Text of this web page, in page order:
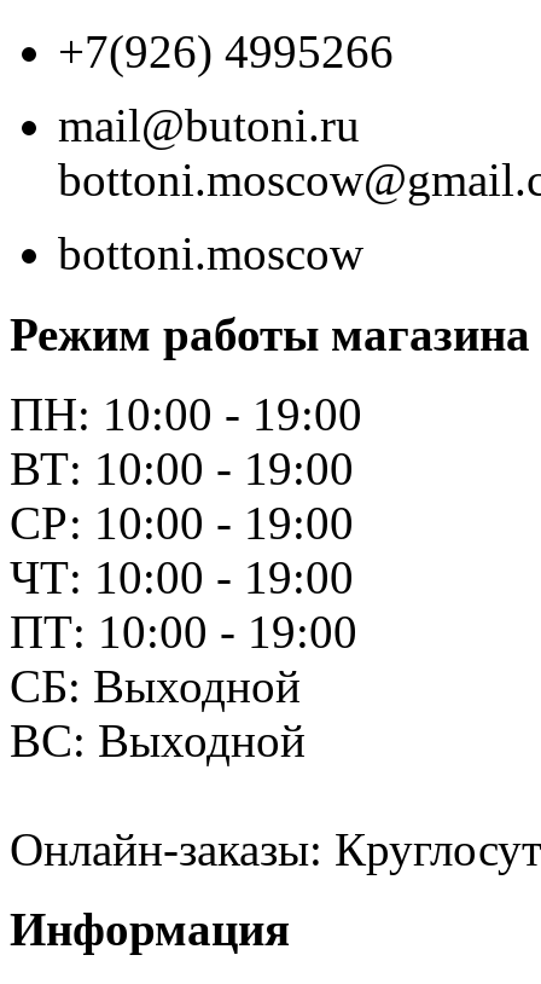
+7(926) 4995266
mail@butoni.ru
bottoni.moscow
Режим работы
ПН: 10:00 - 19:00
ВТ: 10:00 - 19:00
СР: 10:00 - 19:00
ЧТ: 10:00 - 19:00
ПТ: 10:00 - 19:00
СБ: Выходной
ВС: Выходной
Онлайн-заказы:
Информация